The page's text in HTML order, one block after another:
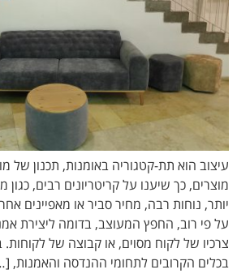
עיצוב הוא תת-קטגוריה באומנות, תכנון של
מוצרים, כך שיענו על קריטריונים רבים, כגון
יותר, נוחות רבה, מחיר סביר או מאפיינים
על פי רוב, החפץ המעוצב, בדומה ליצירת
צרכיו של לקוח מסוים, או קבוצה של
בכלים הקרובים לתחומי ההנדסה והאמנות,